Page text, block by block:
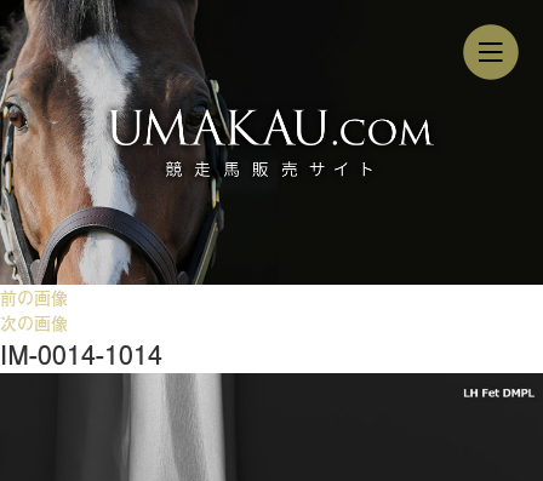
前の画像
次の画像
IM-0014-1014